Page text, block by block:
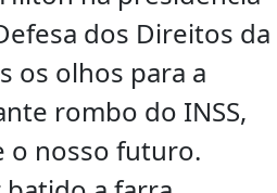
dos Direitos da
os olhos para a
rombo do INSS,
o nosso futuro.